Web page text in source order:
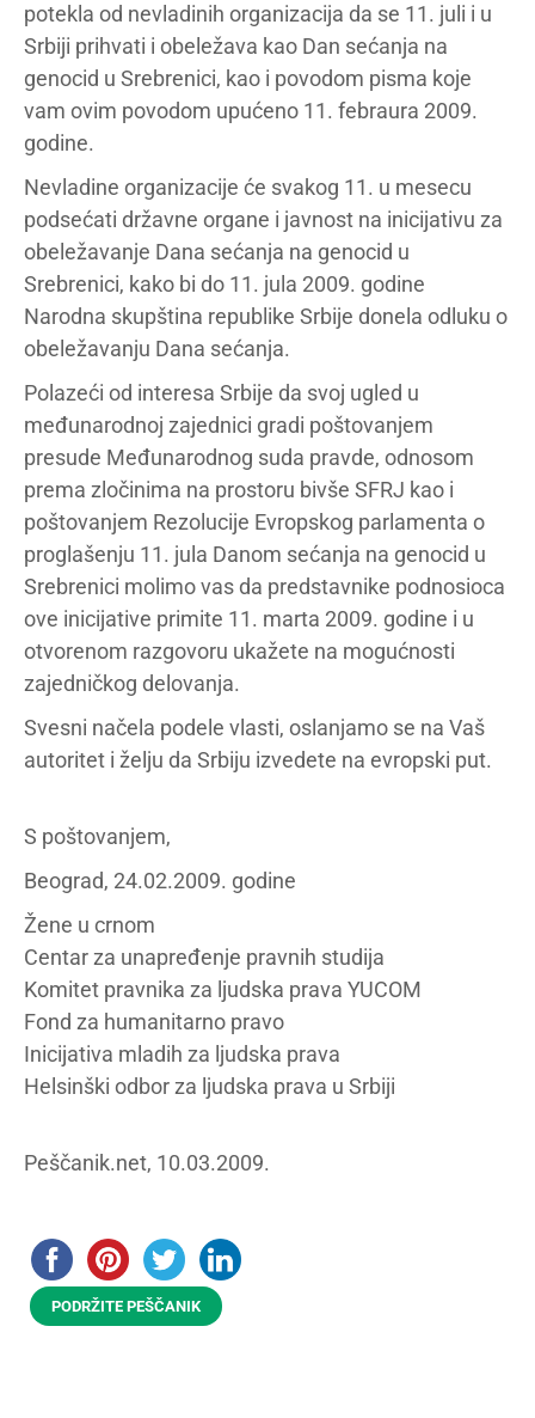
potekla od nevladinih organizacija da se 11. juli i u
Srbiji prihvati i obeležava kao Dan sećanja na
genocid u Srebrenici, kao i povodom pisma koje
vam ovim povodom upućeno 11. febraura 2009.
godine.
Nevladine organizacije će svakog 11. u mesecu
podsećati državne organe i javnost na inicijativu za
obeležavanje Dana sećanja na genocid u
Srebrenici, kako bi do 11. jula 2009. godine
Narodna skupština republike Srbije donela odluku o
obeležavanju Dana sećanja.
Polazeći od interesa Srbije da svoj ugled u
međunarodnoj zajednici gradi poštovanjem
presude Međunarodnog suda pravde, odnosom
prema zločinima na prostoru bivše SFRJ kao i
poštovanjem Rezolucije Evropskog parlamenta o
proglašenju 11. jula Danom sećanja na genocid u
Srebrenici molimo vas da predstavnike podnosioca
ove inicijative primite 11. marta 2009. godine i u
otvorenom razgovoru ukažete na mogućnosti
zajedničkog delovanja.
Svesni načela podele vlasti, oslanjamo se na Vaš
autoritet i želju da Srbiju izvedete na evropski put.
S poštovanjem,
Beograd, 24.02.2009. godine
Žene u crnom
Centar za unapređenje pravnih studija
Komitet pravnika za ljudska prava YUCOM
Fond za humanitarno pravo
Inicijativa mladih za ljudska prava
Helsinški odbor za ljudska prava u Srbiji
Peščanik.net, 10.03.2009.
PODRŽITE PEŠČANIK